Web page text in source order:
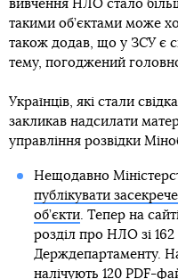
вивчення НЛО стало
такими об’єктами може
також додав, що у ЗСУ є
тему, погоджений
Українців, які стали
закликав надсилати
управління розвідки
Нещодавно
публікувати
об’єкти. Тепер на
розділ про НЛО зі
Держдепартаменту.
налічують 120 PDF-